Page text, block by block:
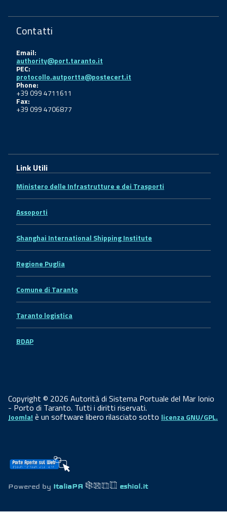
Contatti
Email:
authority@port.taranto.it
PEC:
protocollo.autportta@postecert.it
Phone:
+39 099 4711611
Fax:
+39 099 4706877
Link Utili
Ministero delle Infrastrutture e dei Trasporti
Assoporti
Shanghai International Shipping Institute
Regione Puglia
Comune di Taranto
Taranto logistica
BDAP
Copyright © 2026 Autorità di Sistema Portuale del Mar Ionio
- Porto di Taranto. Tutti i diritti riservati.
Joomla! è un software libero rilasciato sotto licenza GNU/GPL.
Powered by ItaliaPA eshiol.it